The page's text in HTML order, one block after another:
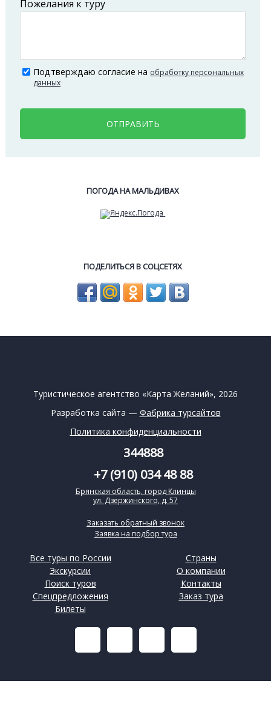
Пожелания к туру
Подтверждаю согласие на обработку персональных
данных
ОТПРАВИТЬ
ПОГОДА НА МАЛЬДИВАХ
ПОДЕЛИТЬСЯ В СОЦСЕТЯХ
Туристическое агентство «Карта Желаний», 2026
Разработка сайта — Фабрика турсайтов
Политика конфиденциальности
Все туры по России
Экскурсии
Поиск туров
Спецпредложения
Билеты
Страны
О компании
Контакты
Заказ тура
344888
+7 (910) 034 48 88
Брянская область, город Клинцы
ул. Дзержинского, д. 57
Заказать обратный звонок
Заявка на подбор тура